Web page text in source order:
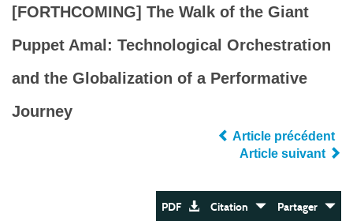
[FORTHCOMING] The Walk of the Giant
Puppet Amal: Technological Orchestration
and the Globalization of a Performative
Journey
Article précédent
Article suivant
PDF Citation Partager